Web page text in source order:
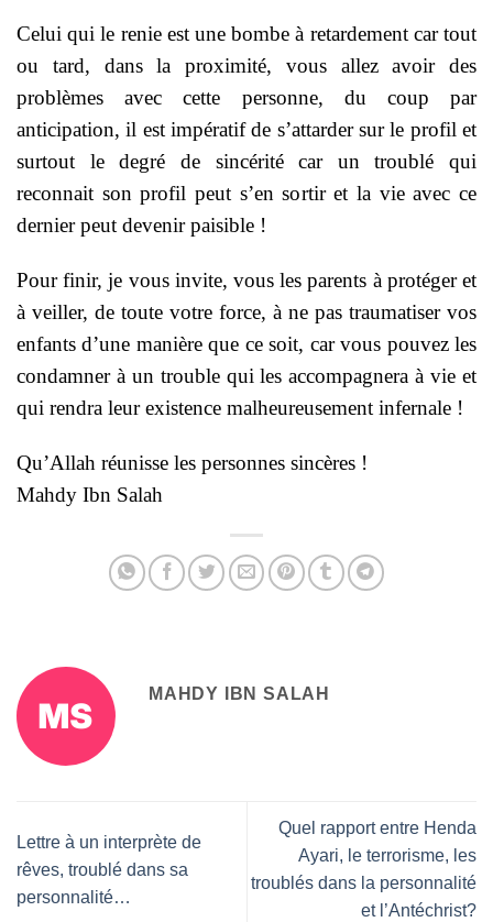
Celui qui le renie est une bombe à retardement car tout
ou tard, dans la proximité, vous allez avoir des
problèmes avec cette personne, du coup par
anticipation, il est impératif de s’attarder sur le profil et
surtout le degré de sincérité car un troublé qui
reconnait son profil peut s’en sortir et la vie avec ce
dernier peut devenir paisible !
Pour finir, je vous invite, vous les parents à protéger et
à veiller, de toute votre force, à ne pas traumatiser vos
enfants d’une manière que ce soit, car vous pouvez les
condamner à un trouble qui les accompagnera à vie et
qui rendra leur existence malheureusement infernale !
Qu’Allah réunisse les personnes sincères !
Mahdy Ibn Salah
MAHDY IBN SALAH
Lettre à un interprète de
rêves, troublé dans sa
personnalité…
Quel rapport entre Henda
Ayari, le terrorisme, les
troublés dans la personnalité
et l’Antéchrist?